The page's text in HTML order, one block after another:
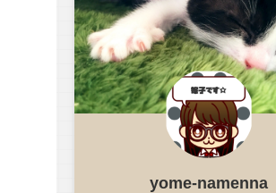
yome-namenna